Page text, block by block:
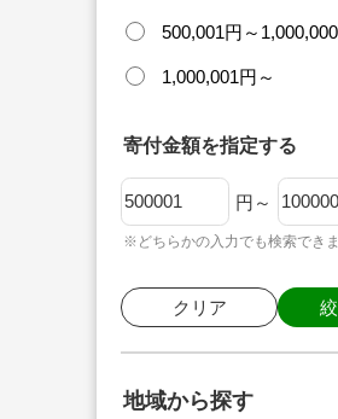
500,001円～
1,000,001円～
寄付金額を指定する
円～
※どちらかの入力でも検索できま
クリア
地域から探す